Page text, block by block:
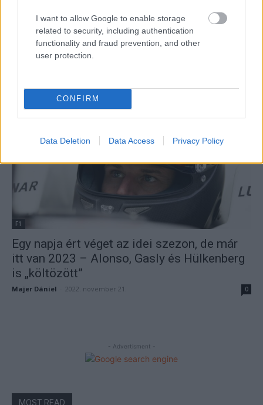
I want to allow Google to enable storage
related to security, including authentication
functionality and fraud prevention, and other
user protection.
CONFIRM
Data Deletion Data Access Privacy Policy
Ismét pályán az F1-es mezőny – így fest
(videó)
- 2022. november 22.
F1
Egy napja ért véget az idei szezon, de már
itt van 2023 – Alonso, Gasly és Hülkenberg
is „költözött”
Majer Dániel 2022. november 21. 0
- Advertisment -
MOST READ